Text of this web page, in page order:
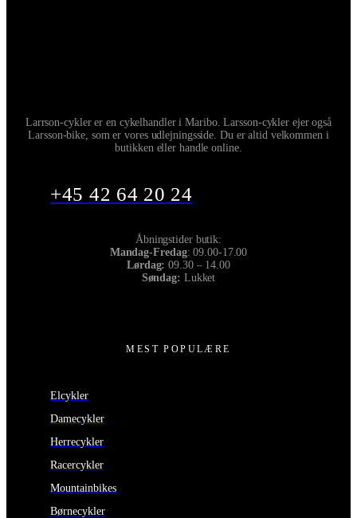
Larrson-cykler er en cykelhandler i Maribo. Larsson-cykler ejer også
Larsson-bike, som er vores udlejningsside. Du er altid velkommen i
butikken eller handle online.
+45 42 64 20 24
Åbningstider butik:
Mandag-Fredag: 09.00-17.00
Lørdag:09.30 – 14.00
Søndag: Lukket
MEST POPULÆRE
Elcykler
Damecykler
Herrecykler
Racercykler
Mountainbikes
Børnecykler